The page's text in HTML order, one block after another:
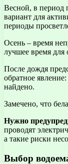
Весной, в период
вариант для
периоды
Осень – время
лучшее время
После дождя
обратное
найдено.
Замечено, что
Нужно
проводят
а такие риски
Выбор